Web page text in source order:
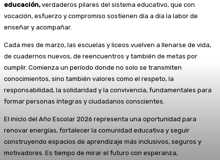
educación,verdaderos pilares del sistema educativo, que con
vocación, esfuerzo y compromiso sostienen día a día la labor de
enseñar y acompañar.
Cada mes de marzo, las escuelas y liceos vuelven a llenarse de vida,
de cuadernos nuevos, de reencuentros y también de metas por
cumplir. Comienza un período donde no solo se transmiten
conocimientos, sino también valores como el respeto, la
responsabilidad, la solidaridad y la convivencia, fundamentales para
formar personas íntegras y ciudadanos conscientes.
El inicio del Año Escolar 2026 representa una oportunidad para
renovar energías, fortalecer la comunidad educativa y seguir
construyendo espacios de aprendizaje más inclusivos, seguros y
motivadores. Es tiempo de mirar el futuro con esperanza,